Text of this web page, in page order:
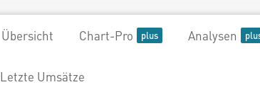
Übersicht Chart-Pro Analysen
Letzte Umsätze